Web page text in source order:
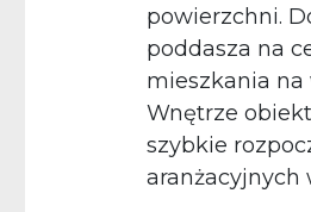
powierzchni.
poddasza na
mieszkania na
Wnętrze
szybkie
aranżacyjnych